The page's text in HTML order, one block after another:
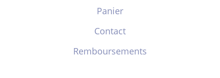
Panier
Contact
Remboursements